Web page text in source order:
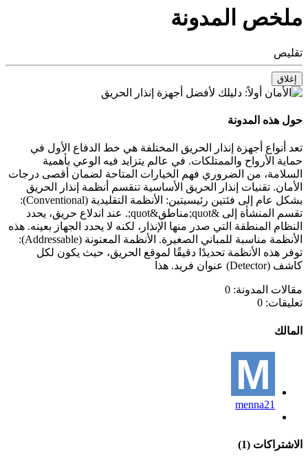
ملخص المدونة
تقليص
إغلاق
حول هذه المدونة
تعد أنواع أجهزة إنذار الحريق المختلفة هي خط الدفاع الأول في
حماية الأرواح والممتلكات. في عالم يتزايد فيه الوعي بأهمية
السلامة، من الضروري فهم الخيارات المتاحة لضمان أقصى درجات
الأمان. تقنيات إنذار الحريق الأساسية تنقسم أنظمة إنذار الحريق
بشكل عام إلى فئتين رئيسيتين: الأنظمة التقليدية (Conventional):
تقسم المنشأة إلى &quot;مناطق&quot;. عند اندلاع حريق، يحدد
النظام المنطقة التي صدر منها الإنذار، لكنه لا يحدد الجهاز بعينه. هذه
الأنظمة مناسبة للمباني الصغيرة. الأنظمة المعنونة (Addressable):
توفر هذه الأنظمة تحديدًا دقيقًا لموقع الحريق، حيث يكون لكل
كاشف (Detector) عنوان فريد. هذا
مقالات المدونة: 0
تعليقات: 0
المالك
menna21
الاشتراكات (1)